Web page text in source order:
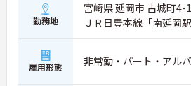
勤務地
宮崎県 延岡市 古城町4-
ＪＲ日豊本線「南延岡
雇用形態 非常勤・パート・アル